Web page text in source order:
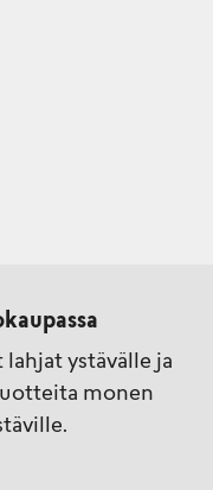
ystävälle ja
monen